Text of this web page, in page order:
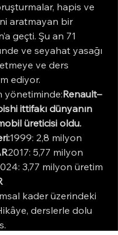
hapis ve
aratmayan bir
geçti. Şu an 71
ve seyahat yasağı
ve ders
ediyor.
yönetiminde:Renault–
ittifakı dünyanın
üreticisi oldu.
1999: 2,8 milyon
2017: 5,77 milyon
3,77 milyon üretim
kader üzerindeki
derslerle dolu